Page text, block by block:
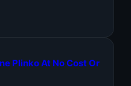
Plinko At No Cost Or